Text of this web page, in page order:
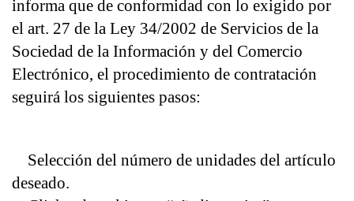
informa que de conformidad con lo exigido por
el art. 27 de la Ley 34/2002 de Servicios de la
Sociedad de la Información y del Comercio
Electrónico, el procedimiento de contratación
seguirá los siguientes pasos:
Selección del número de unidades del artículo
deseado.